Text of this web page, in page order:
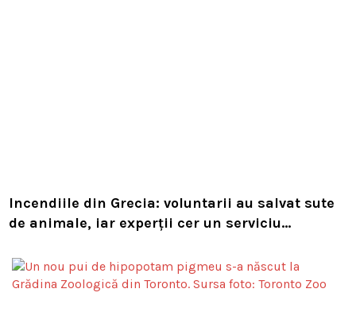
Incendiile din Grecia: voluntarii au salvat sute
de animale, iar experții cer un serviciu